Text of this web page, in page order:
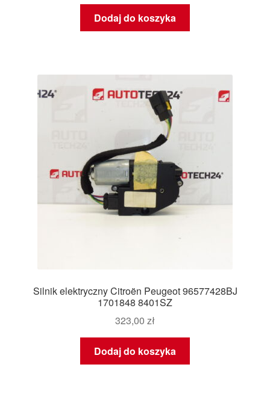
Dodaj do koszyka
Silnik elektryczny Citroën Peugeot 96577428BJ
1701848 8401SZ
323,00 zł
Dodaj do koszyka